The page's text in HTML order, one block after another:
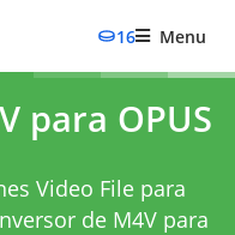
16 Menu
para OPUS
Video File para
de M4V para